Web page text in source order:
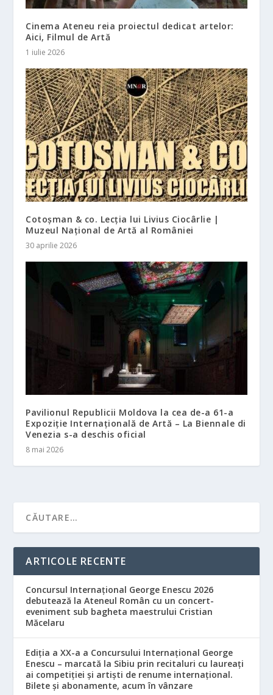
Cinema Ateneu reia proiectul dedicat artelor:
Aici, Filmul de Artă
1 iulie 2026
Cotoșman & co. Lecția lui Livius Ciocârlie |
Muzeul Național de Artă al României
30 aprilie 2026
Pavilionul Republicii Moldova la cea de-a 61-a
Expoziție Internațională de Artă – La Biennale di
Venezia s-a deschis oficial
8 mai 2026
ARTICOLE RECENTE
Concursul Internațional George Enescu 2026
debutează la Ateneul Român cu un concert-
eveniment sub bagheta maestrului Cristian
Măcelaru
Ediția a XX-a a Concursului Internațional George
Enescu – marcată la Sibiu prin recitaluri cu laureați
ai competiției și artiști de renume internațional.
Bilete și abonamente, acum în vânzare